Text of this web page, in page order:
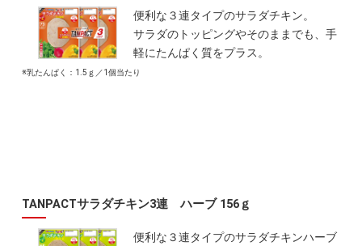
便利な３連タイプのサラダチキン。
サラダのトッピングやそのままでも、手
軽にたんぱく質をプラス。
※乳たんぱく：1.5ｇ／1個当たり
TANPACTサラダチキン3連 ハーブ 156ｇ
便利な３連タイプのサラダチキンハーブ